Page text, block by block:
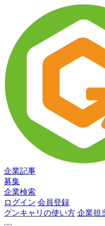
企業記事
募集
企業検索
ログイン 会員登録
グンキャリの使い方 企業担